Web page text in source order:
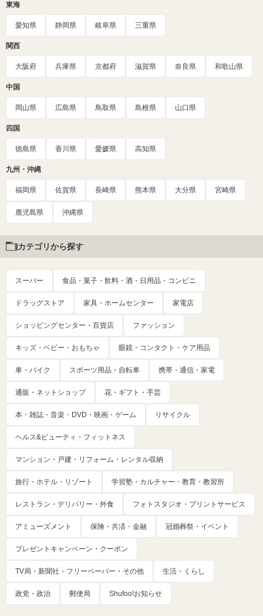
東海
愛知県 静岡県 岐阜県 三重県
関西
大阪府 兵庫県 京都府 滋賀県 奈良県 和歌山県
中国
岡山県 広島県 鳥取県 島根県 山口県
四国
徳島県 香川県 愛媛県 高知県
九州・沖縄
福岡県 佐賀県 長崎県 熊本県 大分県 宮崎県
鹿児島県 沖縄県
カテゴリから探す
スーパー 食品・菓子・飲料・酒・日用品・コンビニ
ドラッグストア 家具・ホームセンター 家電店
ショッピングセンター・百貨店 ファッション
キッズ・ベビー・おもちゃ 眼鏡・コンタクト・ケア用品
車・バイク スポーツ用品・自転車 携帯・通信・家電
通販・ネットショップ 花・ギフト・手芸
本・雑誌・音楽・DVD・映画・ゲーム リサイクル
ヘルス&ビューティ・フィットネス
マンション・戸建・リフォーム・レンタル収納
旅行・ホテル・リゾート 学習塾・カルチャー・教育・教習所
レストラン・デリバリー・外食 フォトスタジオ・プリントサービス
アミューズメント 保険・共済・金融 冠婚葬祭・イベント
プレゼントキャンペーン・クーポン
TV局・新聞社・フリーペーパー・その他 生活・くらし
政党・政治 郵便局 Shufoo!お知らせ